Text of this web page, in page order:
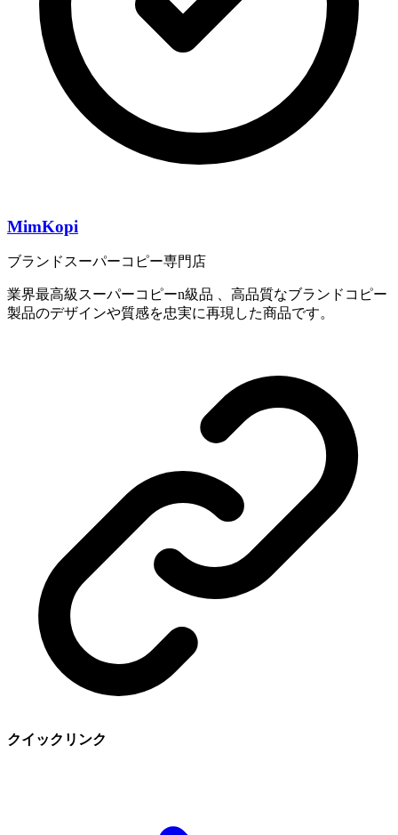
MimKopi
ブランドスーパーコピー専門店
業界最高級スーパーコピーn級品 、高品質なブランドコピー
製品のデザインや質感を忠実に再現した商品です。
クイックリンク